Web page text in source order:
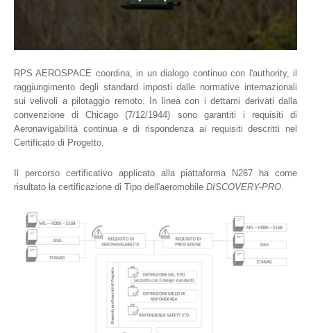
RPS AEROSPACE coordina, in un dialogo continuo con l'authority, il
raggiungimento degli standard imposti dalle normative internazionali
sui velivoli a pilotaggio remoto. In linea con i dettami derivati dalla
convenzione di Chicago (7/12/1944) sono garantiti i requisiti di
Aeronavigabilità continua e di rispondenza ai requisiti descritti nel
Certificato di Progetto.
Il percorso certificativo applicato alla piattaforma N267 ha come
risultato la certificazione di Tipo dell'aeromobile DISCOVERY-PRO.